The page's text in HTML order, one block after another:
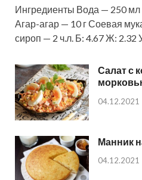
Ингредиенты Вода — 250
Агар-агар — 10 г Соевая
сироп — 2 ч.л. Б: 4.67 Ж: 2.32
Салат с
04.12.2021
Манник
04.12.2021